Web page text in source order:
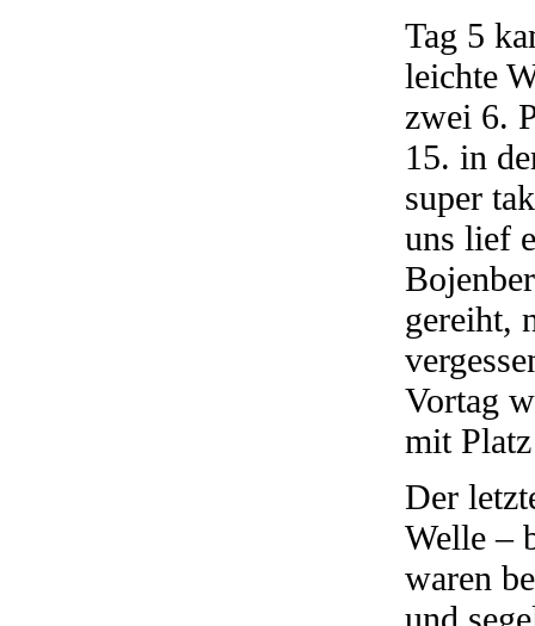
Tag 5
leichte
zwei 6.
15. in
super
uns lief
gereiht,
Vortag
mit
Der
Welle –
waren